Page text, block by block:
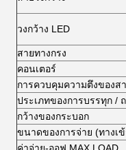
วงกว้าง LED
สายทางกรง
คอนเตอร์
การควบคุมความตึงของส
ประเภทของการบรรทุก /
กว้างของกระบอก
ขนาดของการจ่าย (ทางเ